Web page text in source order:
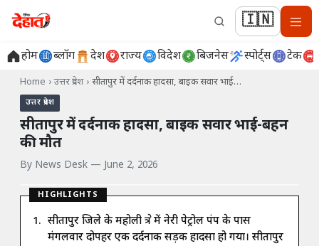
🇮🇳
होम ब्लॉग देश राज्य विदेश बिजनेस स्पोर्ट्स टेक
Home › उत्तर प्रदेश › सीतापुर में दर्दनाक हादसा, बाइक सवार भाई…
उत्तर प्रदेश
सीतापुर में दर्दनाक हादसा, बाइक सवार भाई-बहन
की मौत
By News Desk — June 2, 2026
HIGHLIGHTS
सीतापुर जिले के महोली क्षेत्र में नेरी पेट्रोल पंप के पास
मंगलवार दोपहर एक दर्दनाक सड़क हादसा हो गया। सीतापुर